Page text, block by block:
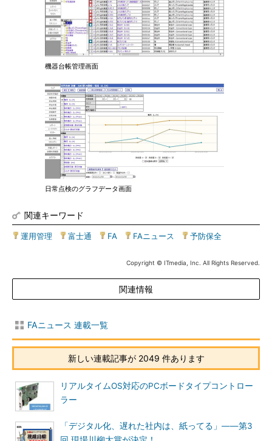
機器台帳管理画面
日常点検のグラフデータ画面
関連キーワード
運用管理 富士通 FA FAニュース 予防保全
Copyright © ITmedia, Inc. All Rights Reserved.
関連情報
FAニュース 連載一覧
新しい連載記事が 2049 件あります
リアルタイムOS対応のPCボードタイプコントロー
ラー
「デジタル化、遅れた社内は、紙ってる」――第3